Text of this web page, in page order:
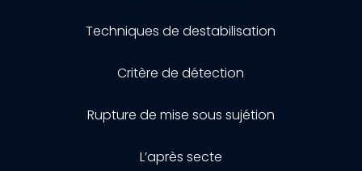
Techniques de destabilisation
Critère de détection
Rupture de mise sous sujétion
L’après secte